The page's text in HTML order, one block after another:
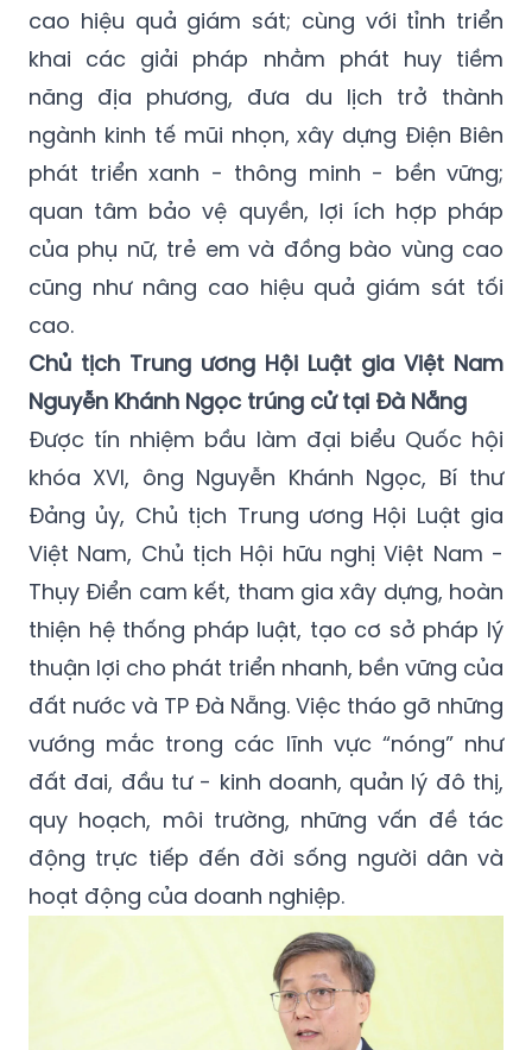
cao hiệu quả giám sát; cùng với tỉnh triển
khai các giải pháp nhằm phát huy tiềm
năng địa phương, đưa du lịch trở thành
ngành kinh tế mũi nhọn, xây dựng Điện Biên
phát triển xanh - thông minh - bền vững;
quan tâm bảo vệ quyền, lợi ích hợp pháp
của phụ nữ, trẻ em và đồng bào vùng cao
cũng như nâng cao hiệu quả giám sát tối
cao.
Chủ tịch Trung ương Hội Luật gia Việt Nam
Nguyễn Khánh Ngọc trúng cử tại Đà Nẵng
Được tín nhiệm bầu làm đại biểu Quốc hội
khóa XVI, ông Nguyễn Khánh Ngọc, Bí thư
Đảng ủy, Chủ tịch Trung ương Hội Luật gia
Việt Nam, Chủ tịch Hội hữu nghị Việt Nam -
Thụy Điển cam kết, tham gia xây dựng, hoàn
thiện hệ thống pháp luật, tạo cơ sở pháp lý
thuận lợi cho phát triển nhanh, bền vững của
đất nước và TP Đà Nẵng. Việc tháo gỡ những
vướng mắc trong các lĩnh vực “nóng” như
đất đai, đầu tư - kinh doanh, quản lý đô thị,
quy hoạch, môi trường, những vấn đề tác
động trực tiếp đến đời sống người dân và
hoạt động của doanh nghiệp.